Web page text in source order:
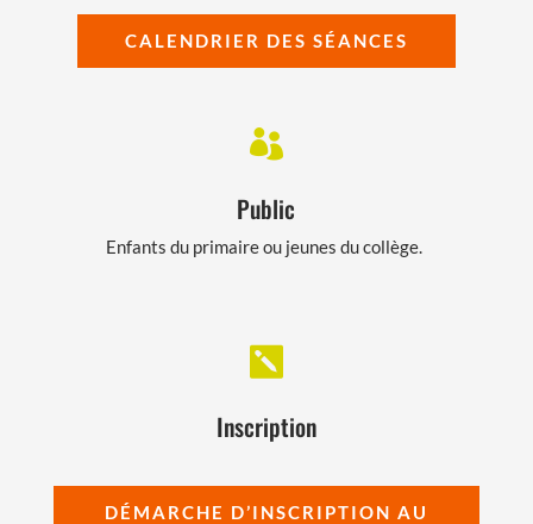
CALENDRIER DES SÉANCES

Public
Enfants du primaire ou jeunes du collège.

Inscription
DÉMARCHE D’INSCRIPTION AU